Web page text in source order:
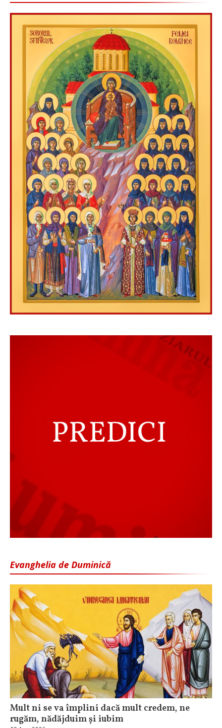
Evanghelia de Duminică
Mult ni se va împlini dacă mult credem, ne
rugăm, nădăjduim și iubim